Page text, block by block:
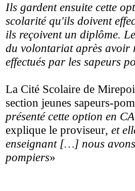
Ils gardent ensuite cette
scolarité qu'ils doivent
ils reçoivent un diplôme.
du volontariat après avoir
effectués par les sapeurs
La Cité Scolaire de
section jeunes sapeurs-
présenté cette option en
explique le proviseur, et
enseignant […] nous
pompiers»